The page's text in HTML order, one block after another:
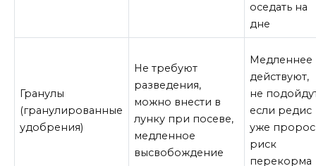
оседать на
дне
Гранулы
(гранулированные
удобрения)
Не требуют
разведения,
можно внести в
лунку при посеве,
медленное
высвобождение
Медленнее
действуют,
не
если редис
уже
риск
перекорма